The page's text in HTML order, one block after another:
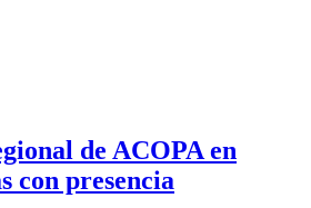
de ACOPA en
con presencia